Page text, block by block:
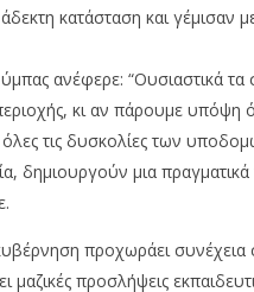
κατάσταση και γέμισαν
ανέφερε: “Ουσιαστικά τα
κι αν πάρουμε υπόψη
τις δυσκολίες των
δημιουργούν μια
προχωράει
προσλήψεις